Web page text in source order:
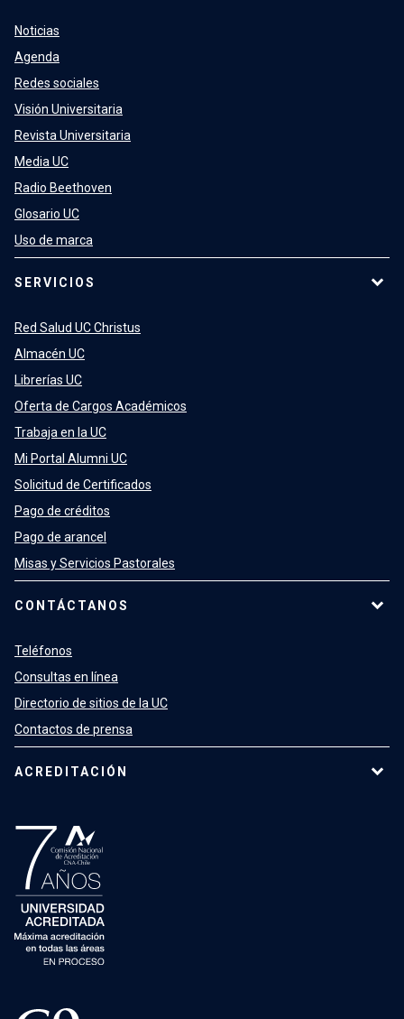
Noticias
Agenda
Redes sociales
Visión Universitaria
Revista Universitaria
Media UC
Radio Beethoven
Glosario UC
Uso de marca
SERVICIOS
Red Salud UC Christus
Almacén UC
Librerías UC
Oferta de Cargos Académicos
Trabaja en la UC
Mi Portal Alumni UC
Solicitud de Certificados
Pago de créditos
Pago de arancel
Misas y Servicios Pastorales
CONTÁCTANOS
Teléfonos
Consultas en línea
Directorio de sitios de la UC
Contactos de prensa
ACREDITACIÓN